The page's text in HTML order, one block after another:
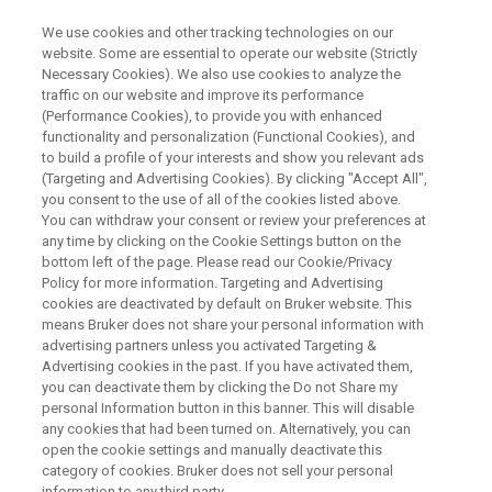
MICROBIOLOGY & DIAGNOSTICS
BeLux User Meeting
September 10th 2026
Nederlands Français More Information
We use cookies and other tracking technologies on our
website. Some are essential to operate our website (Strictly
Necessary Cookies). We also use cookies to analyze the
traffic on our website and improve its performance
(Performance Cookies), to provide you with enhanced
functionality and personalization (Functional Cookies), and
to build a profile of your interests and show you relevant ads
(Targeting and Advertising Cookies). By clicking "Accept All",
you consent to the use of all of the cookies listed above.
You can withdraw your consent or review your preferences at
any time by clicking on the Cookie Settings button on the
bottom left of the page. Please read our Cookie/Privacy
Policy for more information. Targeting and Advertising
cookies are deactivated by default on Bruker website. This
means Bruker does not share your personal information with
advertising partners unless you activated Targeting &
Advertising cookies in the past. If you have activated them,
you can deactivate them by clicking the Do not Share my
personal Information button in this banner. This will disable
any cookies that had been turned on. Alternatively, you can
open the cookie settings and manually deactivate this
category of cookies. Bruker does not sell your personal